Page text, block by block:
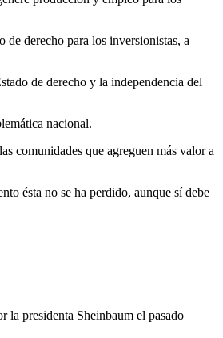
derecho para los inversionistas, a
de derecho y la independencia del
nacional.
comunidades que agreguen más valor a
ésta no se ha perdido, aunque sí debe
la presidenta Sheinbaum el pasado